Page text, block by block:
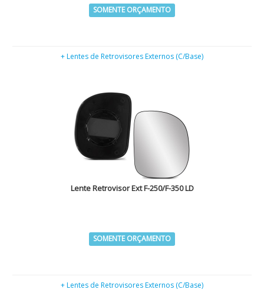
SOMENTE ORÇAMENTO
+ Lentes de Retrovisores Externos (C/Base)
Lente Retrovisor Ext F-250/F-350 LD
SOMENTE ORÇAMENTO
+ Lentes de Retrovisores Externos (C/Base)